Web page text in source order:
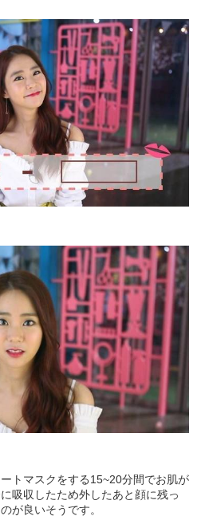
トマスクをする15~20分間でお肌が
吸収したため外したあと顔に残っ
が良いそうです。